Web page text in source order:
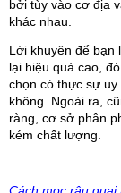
bởi tùy vào cơ địa
khác nhau.
Lời khuyên để bạn
lại hiệu quả cao,
chọn có thực sự
không. Ngoài ra,
ràng, cơ sở phân
kém chất lượng.
Cách mọc râu